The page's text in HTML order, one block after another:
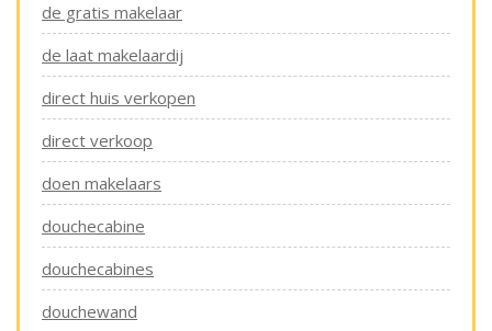
de gratis makelaar
de laat makelaardij
direct huis verkopen
direct verkoop
doen makelaars
douchecabine
douchecabines
douchewand